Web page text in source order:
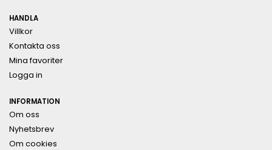
HANDLA
Villkor
Kontakta oss
Mina favoriter
Logga in
INFORMATION
Om oss
Nyhetsbrev
Om cookies